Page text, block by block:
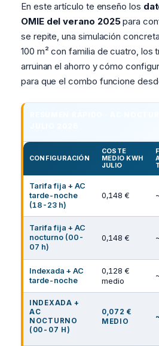
En este artículo te enseño los
OMIE del verano 2025para
se repite, una simulación
100 m² con familia de cuatro, los
arruinan el ahorro y cómo
para que el combo funcione
CONFIGURACIÓN
COSTE
MEDIO KWH
JULIO
Tarifa fija + AC
tarde-noche
(18-23 h)
0,148 €
Tarifa fija + AC
nocturno (00-
07 h)
0,148 €
Indexada + AC
tarde-noche
0,128 €
medio
INDEXADA +
AC
NOCTURNO
(00-07 H)
0,072 €
MEDIO